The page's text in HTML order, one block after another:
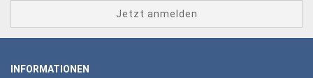
INFORMATIONEN